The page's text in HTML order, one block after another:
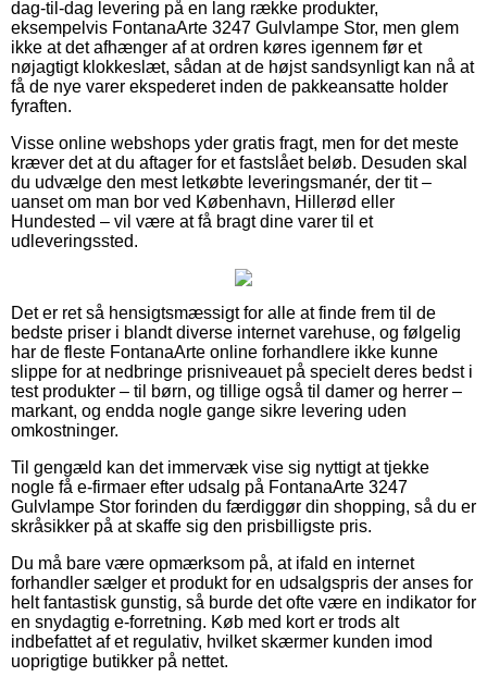
dag-til-dag levering på en lang række produkter,
eksempelvis FontanaArte 3247 Gulvlampe Stor, men glem
ikke at det afhænger af at ordren køres igennem før et
nøjagtigt klokkeslæt, sådan at de højst sandsynligt kan nå at
få de nye varer ekspederet inden de pakkeansatte holder
fyraften.
Visse online webshops yder gratis fragt, men for det meste
kræver det at du aftager for et fastslået beløb. Desuden skal
du udvælge den mest letkøbte leveringsmanér, der tit –
uanset om man bor ved København, Hillerød eller
Hundested – vil være at få bragt dine varer til et
udleveringssted.
Det er ret så hensigtsmæssigt for alle at finde frem til de
bedste priser i blandt diverse internet varehuse, og følgelig
har de fleste FontanaArte online forhandlere ikke kunne
slippe for at nedbringe prisniveauet på specielt deres bedst i
test produkter – til børn, og tillige også til damer og herrer –
markant, og endda nogle gange sikre levering uden
omkostninger.
Til gengæld kan det immervæk vise sig nyttigt at tjekke
nogle få e-firmaer efter udsalg på FontanaArte 3247
Gulvlampe Stor forinden du færdiggør din shopping, så du er
skråsikker på at skaffe sig den prisbilligste pris.
Du må bare være opmærksom på, at ifald en internet
forhandler sælger et produkt for en udsalgspris der anses for
helt fantastisk gunstig, så burde det ofte være en indikator for
en snydagtig e-forretning. Køb med kort er trods alt
indbefattet af et regulativ, hvilket skærmer kunden imod
uoprigtige butikker på nettet.